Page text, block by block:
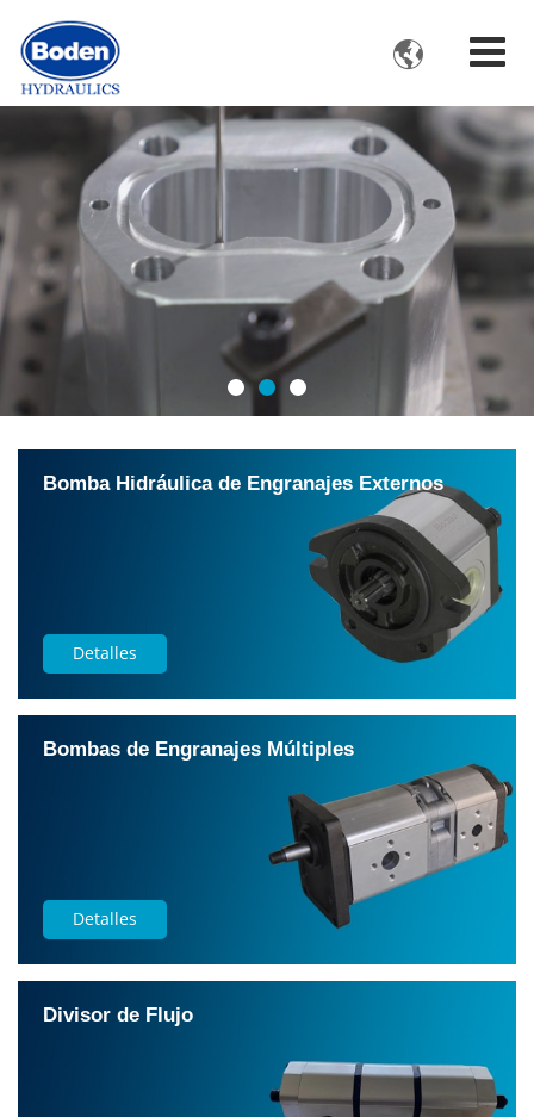

Bomba Hidráulica de Engranajes Externos
Detalles
Bombas de Engranajes Múltiples
Detalles
Divisor de Flujo